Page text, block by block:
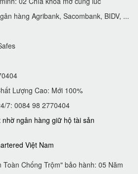
hàng Agribank, Sacombank, BIDV, ...
Lượng Cao: Mới 100%
7: 0084 98 2770404
Toàn Chống Trộm" bảo hành: 05 Năm